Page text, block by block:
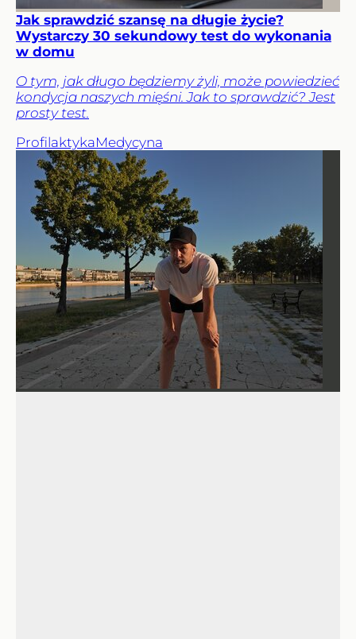
Jak sprawdzić szansę na długie życie?
Wystarczy 30 sekundowy test do wykonania
w domu
O tym, jak długo będziemy żyli, może powiedzieć
kondycja naszych mięśni. Jak to sprawdzić? Jest
prosty test.
ProfilaktykaMedycyna